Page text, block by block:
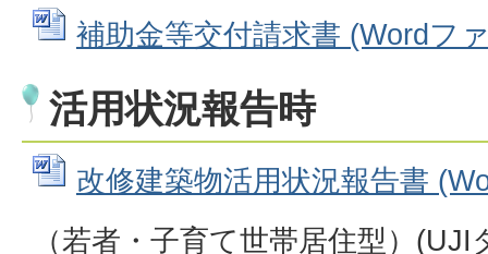
補助金等交付請求書 (Wordフ
活用状況報告時
改修建築物活用状況報告書
（若者・子育て世帯居住型）